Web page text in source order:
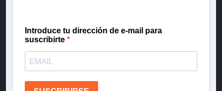
Introduce tu dirección de e-mail para
suscribirte